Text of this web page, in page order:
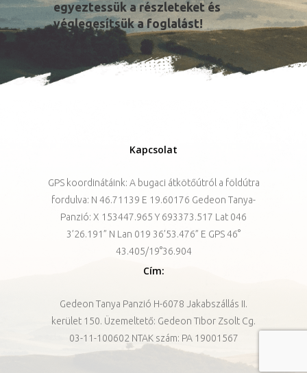
egyeztessük a részleteket és
véglegesítsük a foglalást!
Kapcsolat
GPS koordinátáink: A bugaci átkötőútról a földútra
fordulva: N 46.71139 E 19.60176 Gedeon Tanya-
Panzió: X 153447.965 Y 693373.517 Lat 046
3’26.191” N Lan 019 36’53.476” E GPS 46°
43.405/19°36.904
Cím:
Gedeon Tanya Panzió H-6078 Jakabszállás II.
kerület 150. Üzemeltető: Gedeon Tibor Zsolt Cg.
03-11-100602 NTAK szám: PA 19001567